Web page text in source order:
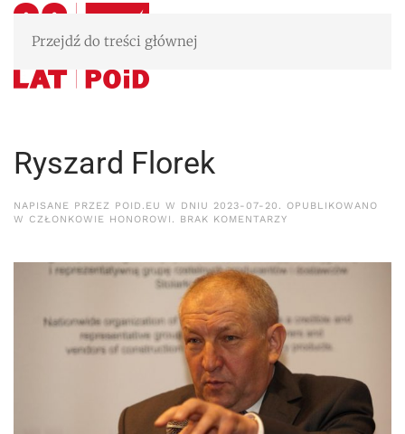
Przejdź do treści głównej
Ryszard Florek
NAPISANE PRZEZ POID.EU W DNIU 2023-07-20 . OPUBLIKOWANO
W CZŁONKOWIE HONOROWI . BRAK KOMENTARZY